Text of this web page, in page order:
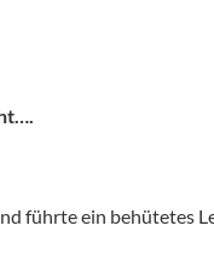
führte ein behütetes